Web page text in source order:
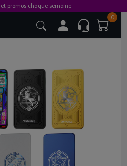
0
promos chaque semaine